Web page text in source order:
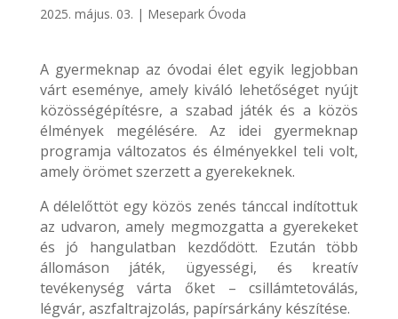
2025. május. 03. | Mesepark Óvoda
A gyermeknap az óvodai élet egyik legjobban
várt eseménye, amely kiváló lehetőséget nyújt
közösségépítésre, a szabad játék és a közös
élmények megélésére. Az idei gyermeknap
programja változatos és élményekkel teli volt,
amely örömet szerzett a gyerekeknek.
A délelőttöt egy közös zenés tánccal indítottuk
az udvaron, amely megmozgatta a gyerekeket
és jó hangulatban kezdődött. Ezután több
állomáson játék, ügyességi, és kreatív
tevékenység várta őket – csillámtetoválás,
légvár, aszfaltrajzolás, papírsárkány készítése.